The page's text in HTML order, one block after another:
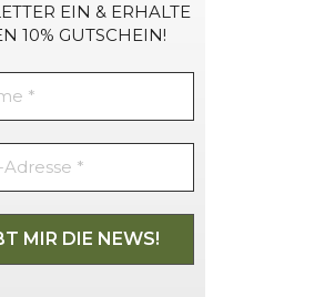
EIN & ERHALTE
10% GUTSCHEIN!